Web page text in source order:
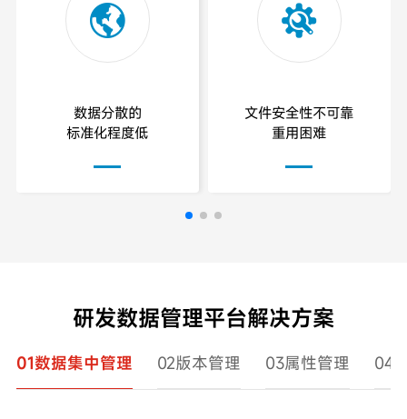

数据分散的
标准化程度低

文件安全性不可靠
重用困难
研发数据管理平台解决方案
01数据集中管理 02版本管理 03属性管理 04